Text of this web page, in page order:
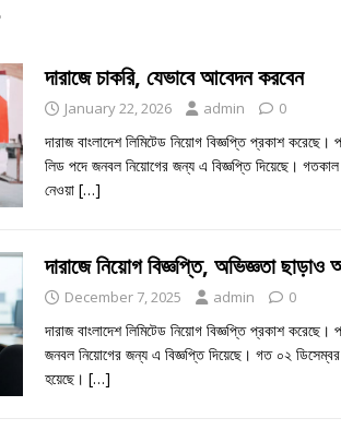
দারাজে চাকরি, যেভাবে আবেদন করবেন
January 22, 2026 admin 0
দারাজ বাংলাদেশ লিমিটেড নিয়োগ বিজ্ঞপ্তি প্রকাশ করেছে।
লিড পদে জনবল নিয়োগের জন্য এ বিজ্ঞপ্তি দিয়েছে।
নেওয়া […]
দারাজে নিয়োগ বিজ্ঞপ্তি, অভিজ্ঞতা
December 7, 2025 admin 0
দারাজ বাংলাদেশ লিমিটেড নিয়োগ বিজ্ঞপ্তি প্রকাশ করেছে।
জনবল নিয়োগের জন্য এ বিজ্ঞপ্তি দিয়েছে। গত ০২
হয়েছে। […]